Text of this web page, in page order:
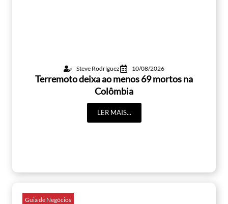
Steve Rodríguez 10/08/2026
Terremoto deixa ao menos 69 mortos na
Colômbia
LER MAIS...
Guia de Negócios